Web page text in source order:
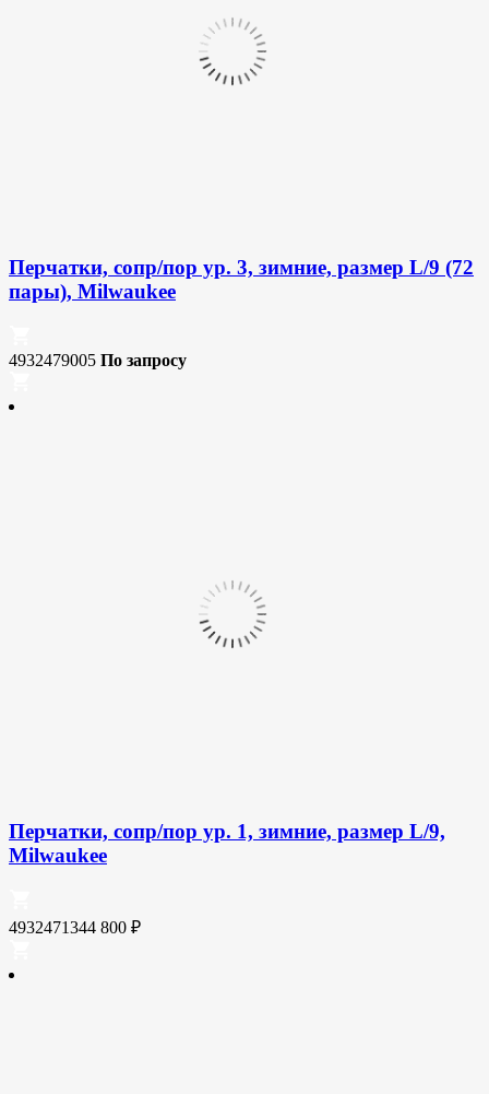
Перчатки, сопр/пор ур. 3, зимние, размер L/9 (72
пары), Milwaukee
4932479005 По запросу
Перчатки, сопр/пор ур. 1, зимние, размер L/9,
Milwaukee
4932471344 800 ₽